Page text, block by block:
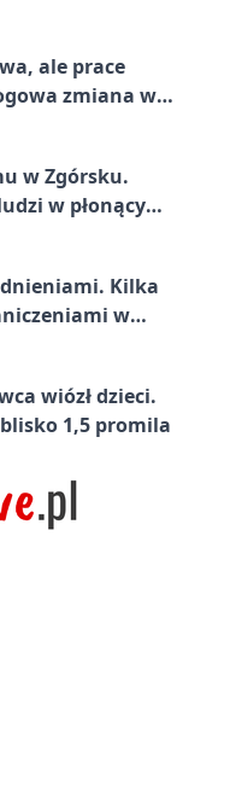
ale prace
zmiana w
w Zgórsku.
w płonącym
Kilka
w
wiózł dzieci.
1,5 promila